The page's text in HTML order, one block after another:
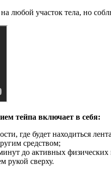
любой участок тела, но
тейпа включает в себя:
где будет находиться
средством;
до активных физических
рукой сверху.